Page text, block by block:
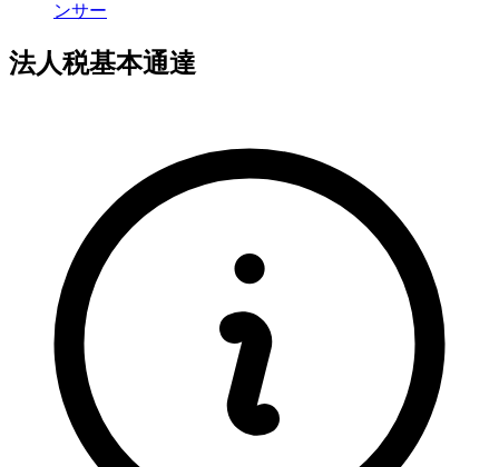
ンサー
法人税基本通達